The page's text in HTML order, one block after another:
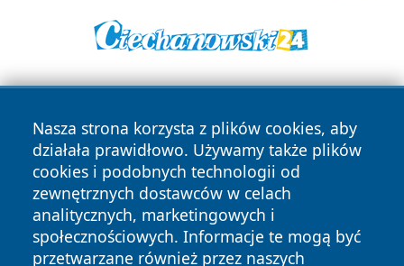
Nasza strona korzysta z plików cookies, aby
działała prawidłowo. Używamy także plików
cookies i podobnych technologii od
zewnętrznych dostawców w celach
analitycznych, marketingowych i
społecznościowych. Informacje te mogą być
przetwarzane również przez naszych
Copyright © 2026 zycieboleslawca.pl Wszystkie prawa
zastrzeżone.